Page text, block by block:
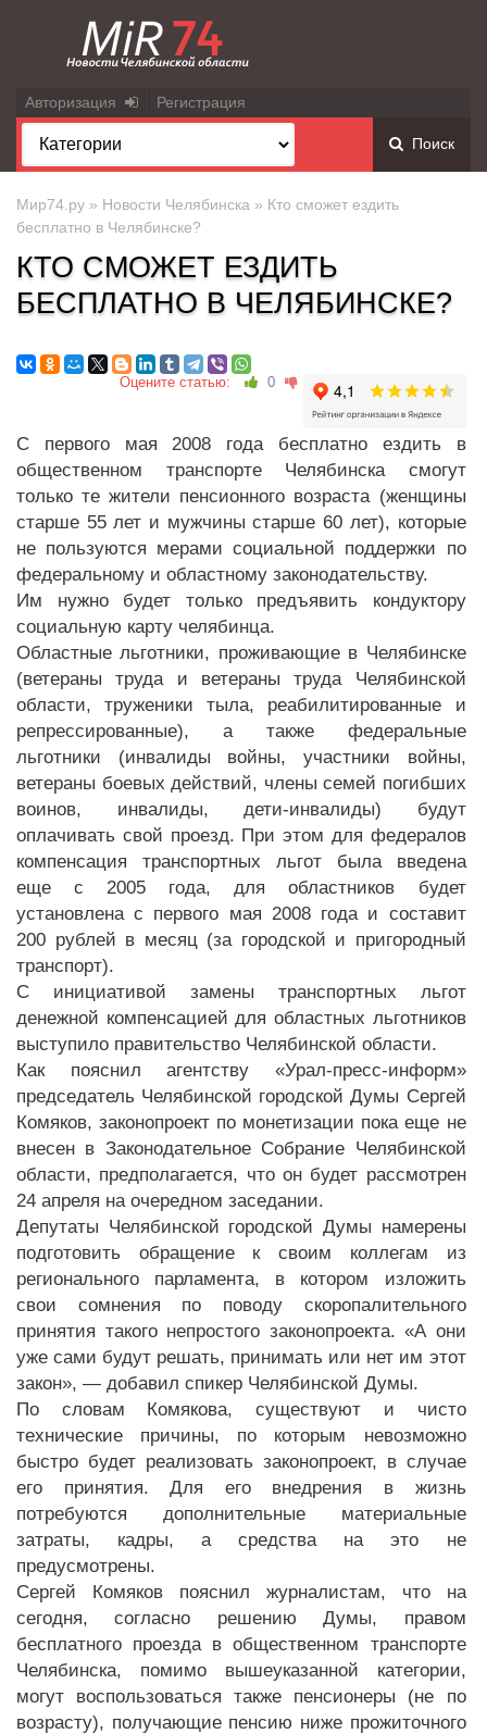
Авторизация Регистрация
Поиск
Мир74.ру » Новости Челябинска » Кто сможет ездить
бесплатно в Челябинске?
КТО СМОЖЕТ ЕЗДИТЬ
БЕСПЛАТНО В ЧЕЛЯБИНСКЕ?
Оцените статью: 0
С первого мая 2008 года бесплатно ездить в
общественном транспорте Челябинска смогут
только те жители пенсионного возраста (женщины
старше 55 лет и мужчины старше 60 лет), которые
не пользуются мерами социальной поддержки по
федеральному и областному законодательству.
Им нужно будет только предъявить кондуктору
социальную карту челябинца.
Областные льготники, проживающие в Челябинске
(ветераны труда и ветераны труда Челябинской
области, труженики тыла, реабилитированные и
репрессированные), а также федеральные
льготники (инвалиды войны, участники войны,
ветераны боевых действий, члены семей погибших
воинов, инвалиды, дети-инвалиды) будут
оплачивать свой проезд. При этом для федералов
компенсация транспортных льгот была введена
еще с 2005 года, для областников будет
установлена с первого мая 2008 года и составит
200 рублей в месяц (за городской и пригородный
транспорт).
С инициативой замены транспортных льгот
денежной компенсацией для областных льготников
выступило правительство Челябинской области.
Как пояснил агентству «Урал-пресс-информ»
председатель Челябинской городской Думы Сергей
Комяков, законопроект по монетизации пока еще не
внесен в Законодательное Собрание Челябинской
области, предполагается, что он будет рассмотрен
24 апреля на очередном заседании.
Депутаты Челябинской городской Думы намерены
подготовить обращение к своим коллегам из
регионального парламента, в котором изложить
свои сомнения по поводу скоропалительного
принятия такого непростого законопроекта. «А они
уже сами будут решать, принимать или нет им этот
закон», — добавил спикер Челябинской Думы.
По словам Комякова, существуют и чисто
технические причины, по которым невозможно
быстро будет реализовать законопроект, в случае
его принятия. Для его внедрения в жизнь
потребуются дополнительные материальные
затраты, кадры, а средства на это не
предусмотрены.
Сергей Комяков пояснил журналистам, что на
сегодня, согласно решению Думы, правом
бесплатного проезда в общественном транспорте
Челябинска, помимо вышеуказанной категории,
могут воспользоваться также пенсионеры (не по
возрасту), получающие пенсию ниже прожиточного